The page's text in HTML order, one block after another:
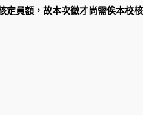
員額，故本次徵才尚需俟本校